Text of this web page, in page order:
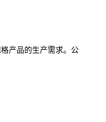
产品的生产需求。公